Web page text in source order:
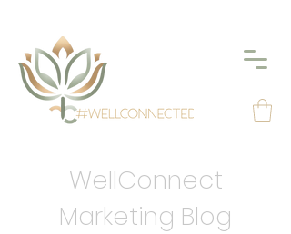
WellConnect
Marketing Blog